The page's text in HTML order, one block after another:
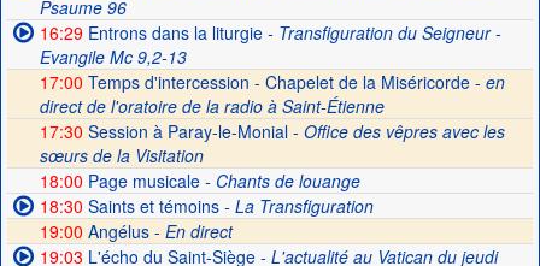
Psaume 96
16:29Entrons dans la liturgie- Transfiguration du Seigneur -
Evangile Mc 9,2-13
17:00 Temps d'intercession - Chapelet de la Miséricorde - en
direct de l'oratoire de la radio à Saint-Étienne
17:30 Session à Paray-le-Monial - Office des vêpres avec les
sœurs de la Visitation
18:00 Page musicale- Chants de louange
18:30 Saints et témoins- La Transfiguration
19:00 Angélus - En direct
19:03 L'écho du Saint-Siège- L'actualité au Vatican du jeudi